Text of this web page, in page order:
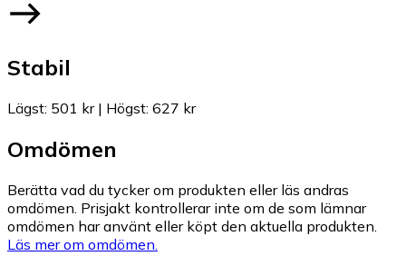
Stabil
Lägst: 501 kr| Högst: 627 kr
Omdömen
Berätta vad du tycker om produkten eller läs andras
omdömen. Prisjakt kontrollerar inte om de som lämnar
omdömen har använt eller köpt den aktuella produkten.
Läs mer om omdömen.